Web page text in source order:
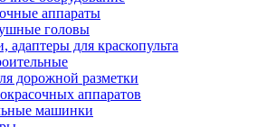
аппараты
головы
адаптеры для краскопульта
дорожной разметки
аппаратов
машинки